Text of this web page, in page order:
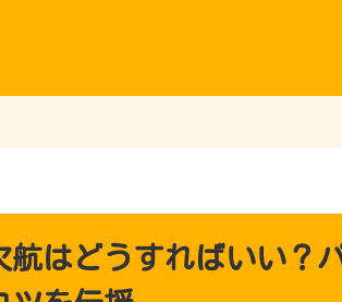
航はどうすればいい？